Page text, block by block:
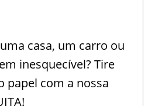
casa, um carro ou
inesquecível? Tire
papel com a nossa